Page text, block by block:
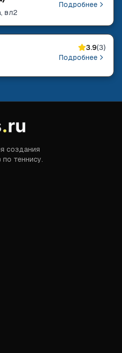
вл2
Подробнее
3.9(3)
Подробнее
создания
по теннису.